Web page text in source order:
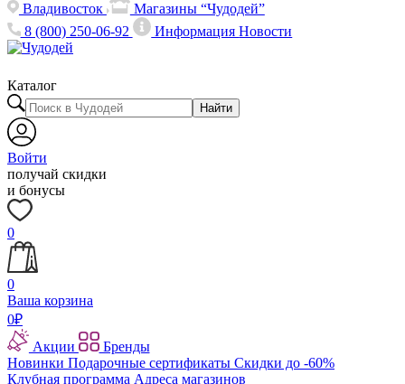
Владивосток
Магазины “Чудодей”
8 (800) 250-06-92
ИнформацияНовости
Каталог
Найти
Войти
получай скидки
и бонусы
0
0
Ваша корзина
0₽
Акции
Бренды
Новинки Подарочные сертификаты Скидки до -60%
Клубная программа Адреса магазинов